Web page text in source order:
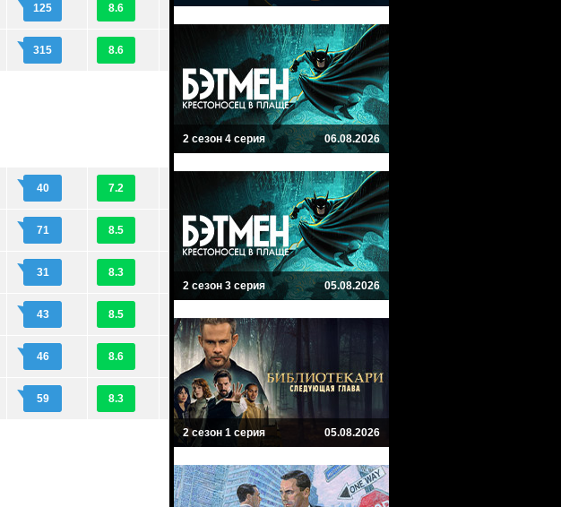
125 8.6
315 8.6
40 7.2
71 8.5
31 8.3
43 8.5
46 8.6
59 8.3
2 сезон 4 серия 06.08.2026
2 сезон 3 серия 05.08.2026
2 сезон 1 серия 05.08.2026